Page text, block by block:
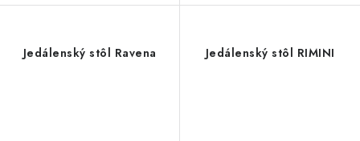
Jedálenský stôl Ravena Jedálenský stôl RIMINI